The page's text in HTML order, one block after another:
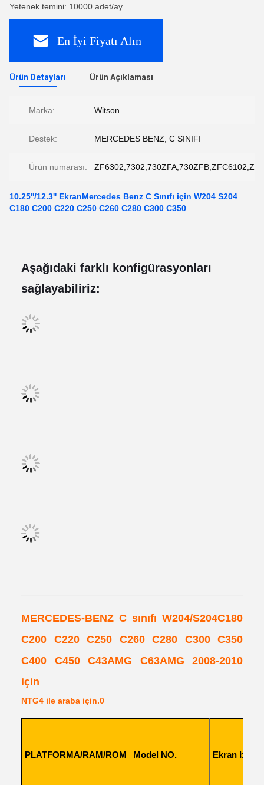
Yetenek temini: 10000 adet/ay
En İyi Fiyatı Alın
Ürün Detayları Ürün Açıklaması
Marka: Witson.
Destek: MERCEDES BENZ, C SINIFI
Ürün numarası:
10.25''/12.3'' EkranMercedes Benz C Sınıfı için W204 S204
C180 C200 C220 C250 C260 C280 C300 C350
Aşağıdaki farklı konfigürasyonları
sağlayabiliriz:
MERCEDES-BENZ C sınıfı W204/S204C180
C200 C220 C250 C260 C280 C300 C350
C400 C450 C43AMG C63AMG 2008-2010
için
NTG4 ile araba için.0
PLATFORMA/RAM/ROM Model NO. Ekran